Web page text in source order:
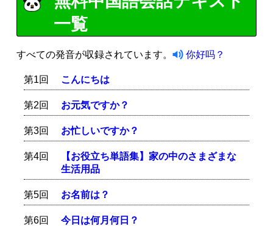
一覧
すべての発音が収録されています。 你好吗？
第1回 こんにちは
第2回 お元気ですか？
第3回 お忙しいですか？
第4回
【お役立ち単語集】家の中のさまざまな
生活用品
第5回 お名前は？
第6回 今日は何月何日？